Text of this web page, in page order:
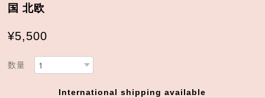
国 北欧
¥5,500
数量
International shipping available